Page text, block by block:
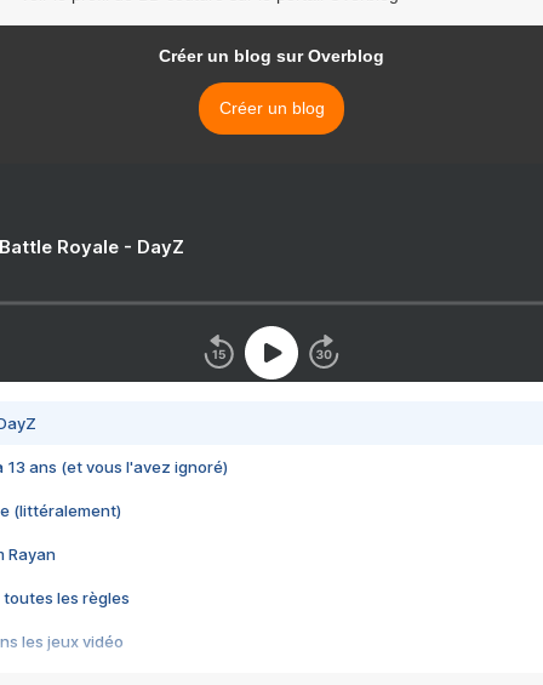
Créer un blog sur Overblog
Créer un blog
Royale - DayZ
13 ans (et vous l'avez ignoré)
(littéralement)
Rayan
toutes les règles
les jeux vidéo